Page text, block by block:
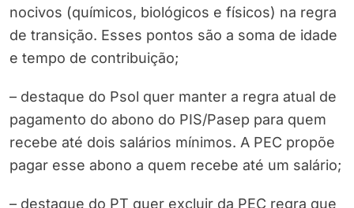
nocivos (químicos, biológicos e físicos) na regra
de transição. Esses pontos são a soma de idade
e tempo de contribuição;
– destaque do Psol quer manter a regra atual de
pagamento do abono do PIS/Pasep para quem
recebe até dois salários mínimos. A PEC propõe
pagar esse abono a quem recebe até um salário;
– destaque do PT quer excluir da PEC regra que